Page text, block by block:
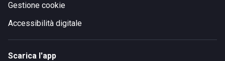
Gestione cookie
Accessibilità digitale
Scarica l'app